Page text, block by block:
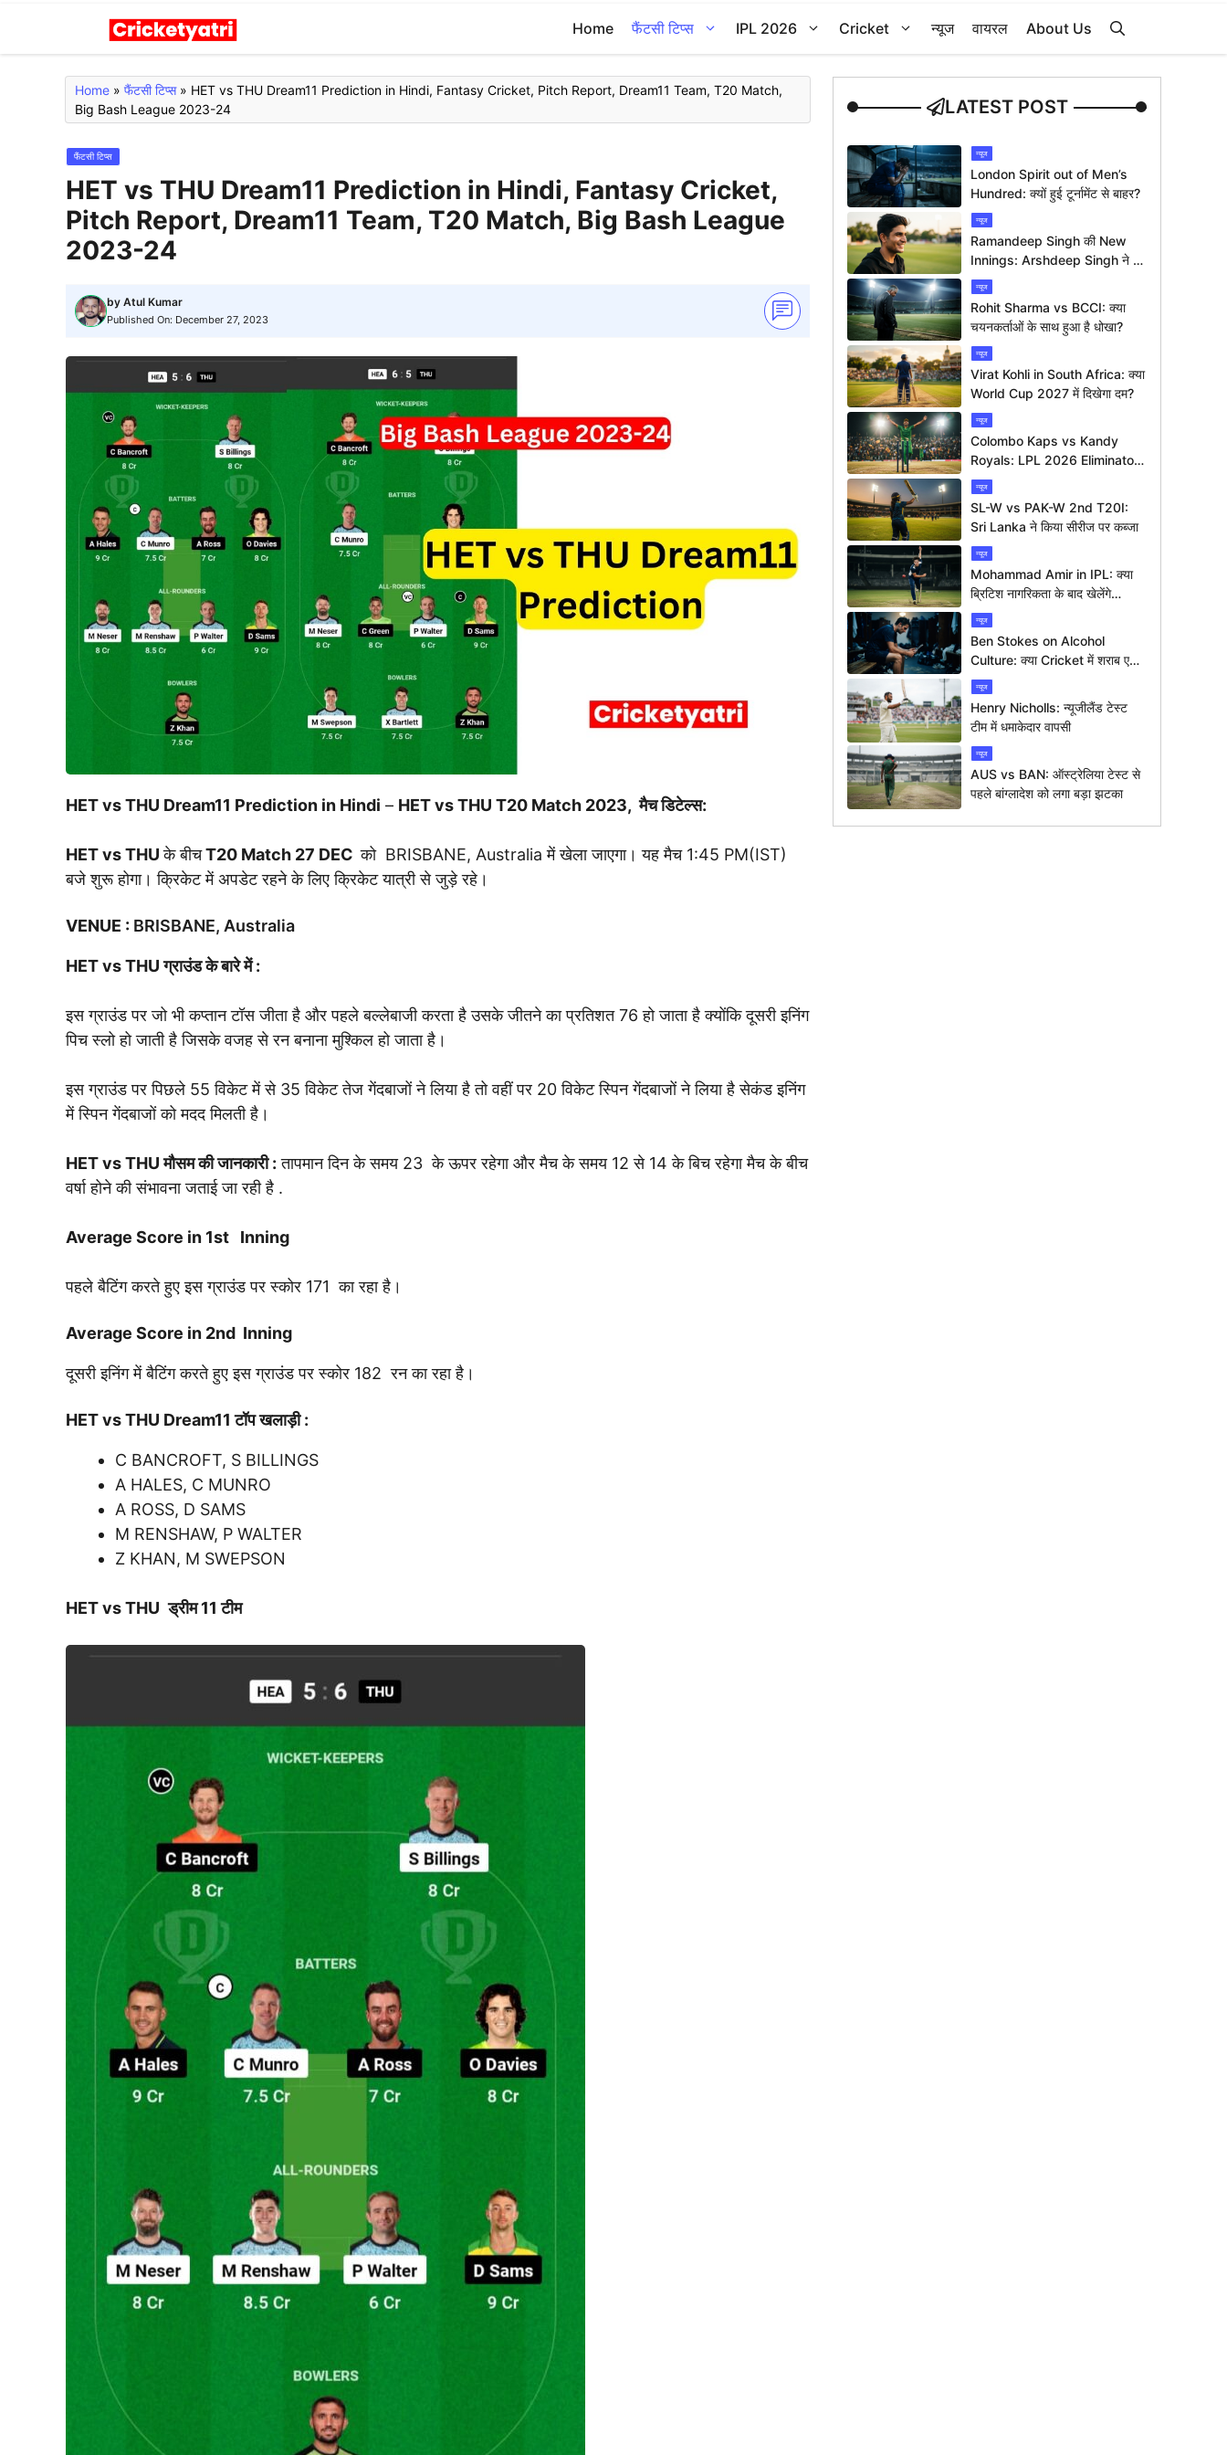
Home फैंटसी टिप्स IPL 2026 Cricket न्यूज वायरल About Us
Home » फैंटसी टिप्स» HET vs THU Dream11 Prediction in Hindi, Fantasy Cricket, Pitch Report, Dream11 Team, T20 Match,
Big Bash League 2023-24
फैंटसी टिप्स
HET vs THU Dream11 Prediction in Hindi, Fantasy Cricket,
Pitch Report, Dream11 Team, T20 Match, Big Bash League
2023-24
by Atul Kumar
Published On: December 27, 2023
HET vs THU Dream11 Prediction in Hindi – HET vs THU T20 Match 2023, मैच डिटेल्स:
HET vs THUके बीचT20 Match 27 DEC को BRISBANE, Australia में खेला जाएगा। यह मैच 1:45 PM(IST)
बजे शुरू होगा। क्रिकेट में अपडेट रहने के लिए क्रिकेट यात्री से जुड़े रहे।
VENUE : BRISBANE, Australia
HET vs THUग्राउंड के बारे में :
इस ग्राउंड पर जो भी कप्तान टॉस जीता है और पहले बल्लेबाजी करता है उसके जीतने का प्रतिशत 76 हो जाता है क्योंकि दूसरी इनिंग
पिच स्लो हो जाती है जिसके वजह से रन बनाना मुश्किल हो जाता है।
इस ग्राउंड पर पिछले 55 विकेट में से 35 विकेट तेज गेंदबाजों ने लिया है तो वहीं पर 20 विकेट स्पिन गेंदबाजों ने लिया है सेकंड इनिंग
में स्पिन गेंदबाजों को मदद मिलती है।
HET vs THUमौसम की जानकारी : तापमान दिन के समय 23 के ऊपर रहेगा और मैच के समय 12 से 14 के बिच रहेगा मैच के बीच
वर्षा होने की संभावना जताई जा रही है .
Average Score in 1st Inning
पहले बैटिंग करते हुए इस ग्राउंड पर स्कोर 171 का रहा है।
Average Score in 2nd Inning
दूसरी इनिंग में बैटिंग करते हुए इस ग्राउंड पर स्कोर 182 रन का रहा है।
HET vs THU Dream11 टॉप खलाड़ी :
C BANCROFT, S BILLINGS
A HALES, C MUNRO
A ROSS, D SAMS
M RENSHAW, P WALTER
Z KHAN, M SWEPSON
HET vs THU ड्रीम 11 टीम
LATEST POST
न्यूज
London Spirit out of Men’s
Hundred: क्यों हुई टूर्नामेंट से बाहर?
न्यूज
Ramandeep Singh की New
Innings: Arshdeep Singh ने दी
ख़ास बधाई
न्यूज
Rohit Sharma vs BCCI: क्या
चयनकर्ताओं के साथ हुआ है धोखा?
न्यूज
Virat Kohli in South Africa: क्या
World Cup 2027 में दिखेगा दम?
न्यूज
Colombo Kaps vs Kandy
Royals: LPL 2026 Eliminator
में कौन मारेगा बाज़ी?
न्यूज
SL-W vs PAK-W 2nd T20I:
Sri Lanka ने किया सीरीज पर कब्जा
न्यूज
Mohammad Amir in IPL: क्या
ब्रिटिश नागरिकता के बाद खेलेंगे
आईपीएल?
न्यूज
Ben Stokes on Alcohol
Culture: क्या Cricket में शराब एक
बड़ी समस्या है?
न्यूज
Henry Nicholls: न्यूजीलैंड टेस्ट
टीम में धमाकेदार वापसी
न्यूज
AUS vs BAN: ऑस्ट्रेलिया टेस्ट से
पहले बांग्लादेश को लगा बड़ा झटका